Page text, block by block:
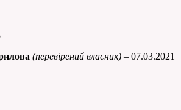
(перевірений власник) – 07.03.2021